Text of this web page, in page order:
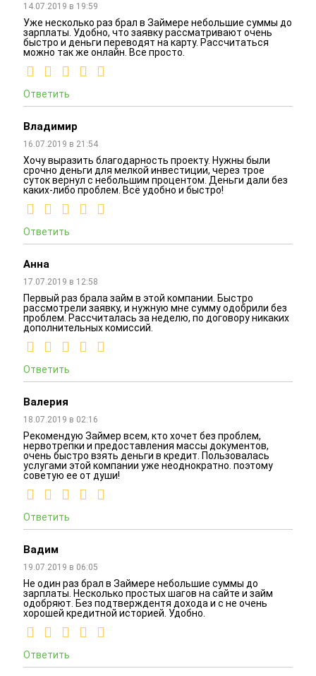
14.07.2019 в 19:59
Уже несколько раз брал в Займере небольшие суммы до
зарплаты. Удобно, что заявку рассматривают очень
быстро и деньги переводят на карту. Рассчитаться
можно так же онлайн. Все просто.
Ответить
Владимир
16.07.2019 в 21:54
Хочу выразить благодарность проекту. Нужны были
срочно деньги для мелкой инвестиции, через трое
суток вернул с небольшим процентом. Деньги дали без
каких-либо проблем. Всё удобно и быстро!
Ответить
Анна
17.07.2019 в 12:58
Первый раз брала займ в этой компании. Быстро
рассмотрели заявку, и нужную мне сумму одобрили без
проблем. Рассчиталась за неделю, по договору никаких
дополнительных комиссий.
Ответить
Валерия
18.07.2019 в 02:16
Рекомендую Займер всем, кто хочет без проблем,
нервотрепки и предоставления массы документов,
очень быстро взять деньги в кредит. Пользовалась
услугами этой компании уже неоднократно. поэтому
советую ее от души!
Ответить
Вадим
19.07.2019 в 06:05
Не один раз брал в Займере небольшие суммы до
зарплаты. Несколько простых шагов на сайте и займ
одобряют. Без подтверждентя дохода и с не очень
хорошей кредитной историей. Удобно.
Ответить